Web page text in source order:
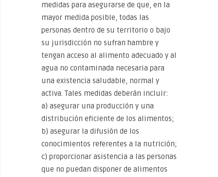
medidas para asegurarse de que, en la
mayor medida posible, todas las
personas dentro de su territorio o bajo
su jurisdicción no sufran hambre y
tengan acceso al alimento adecuado y al
agua no contaminada necesaria para
una existencia saludable, normal y
activa. Tales medidas deberán incluir:
a) asegurar una producción y una
distribución eficiente de los alimentos;
b) asegurar la difusión de los
conocimientos referentes a la nutrición;
c) proporcionar asistencia a las personas
que no puedan disponer de alimentos